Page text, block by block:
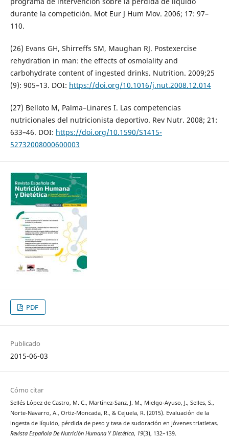
durante la competición. Mot Eur J Hum Mov. 2006; 17: 97–
110.
(26) Evans GH, Shirreffs SM, Maughan RJ. Postexercise
rehydration in man: the effects of osmolality and
carbohydrate content of ingested drinks. Nutrition. 2009;25
(9): 905–13. DOI: https://doi.org/10.1016/j.nut.2008.12.014
(27) Belloto M, Palma–Linares I. Las competencias
nutricionales del nutricionista deportivo. Rev Nutr. 2008; 21:
633–46. DOI: https://doi.org/10.1590/S1415-
52732008000600003
PDF
Publicado
2015-06-03
Cómo citar
Sellés López de Castro, M. C., Martínez-Sanz, J. M., Mielgo-Ayuso, J., Selles, S.,
Norte-Navarro, A., Ortiz-Moncada, R., & Cejuela, R. (2015). Evaluación de la
ingesta de líquido, pérdida de peso y tasa de sudoración en jóvenes triatletas.
Revista Española De Nutrición Humana Y Dietética, 19(3), 132–139.